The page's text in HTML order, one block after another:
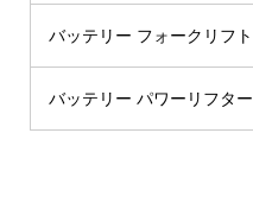
バッテリー フォークリフト
バッテリー パワーリフター